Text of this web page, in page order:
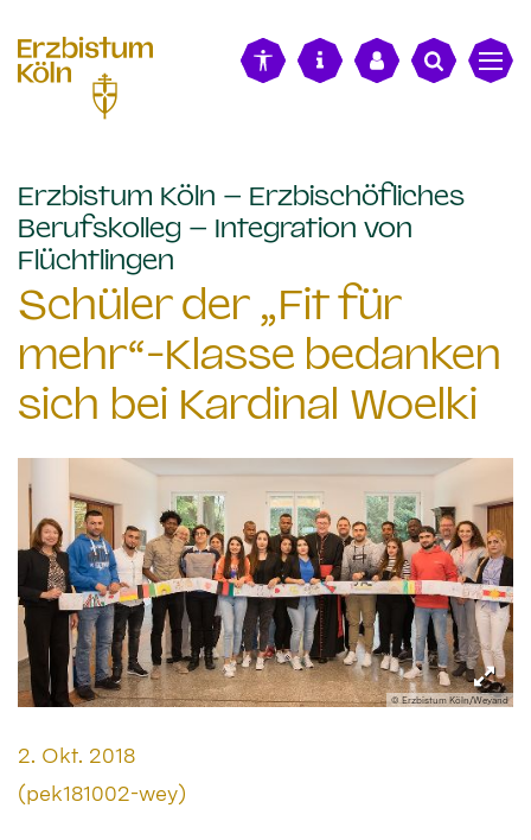
Erzbistum Köln – Erzbischöfliches
Berufskolleg – Integration von
Flüchtlingen
Schüler der „Fit für
mehr“-Klasse bedanken
sich bei Kardinal Woelki
© Erzbistum Köln/Weyand
Datum:
2. Okt. 2018
Von:
(pek181002-wey)